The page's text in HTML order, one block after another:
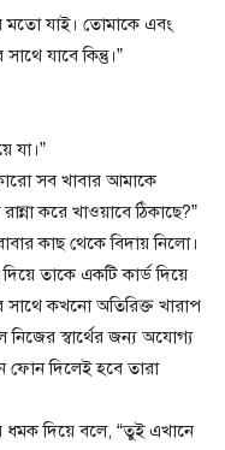
মতো যাই। তোমাকে এবং
যাবে কিন্তু।”
যা।”
সব খাবার আমাকে
করে খাওয়াবে ঠিকাছে?”
কাছ থেকে বিদায় নিলো।
তাকে একটি কার্ড দিয়ে
কখনো অতিরিক্ত খারাপ
স্বার্থের জন্য অযোগ্য
ফোন দিলেই হবে তারা
ধমক দিয়ে বলে, “তুই এখানে